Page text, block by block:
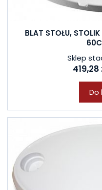
BLAT STOŁU,
Sklep
419,28
Do